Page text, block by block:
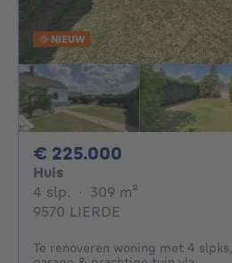
NIEUW
€ 225.000
Huis
4 slp. 4 slaapkamers
· 309 m²
9570 LIERDE
Te renoveren woning met 4 slpks,